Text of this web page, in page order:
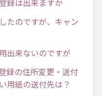
録は出来ますか
たのですが、キャン
出来ないのですが
録の住所変更・送付
用紙の送付先は？